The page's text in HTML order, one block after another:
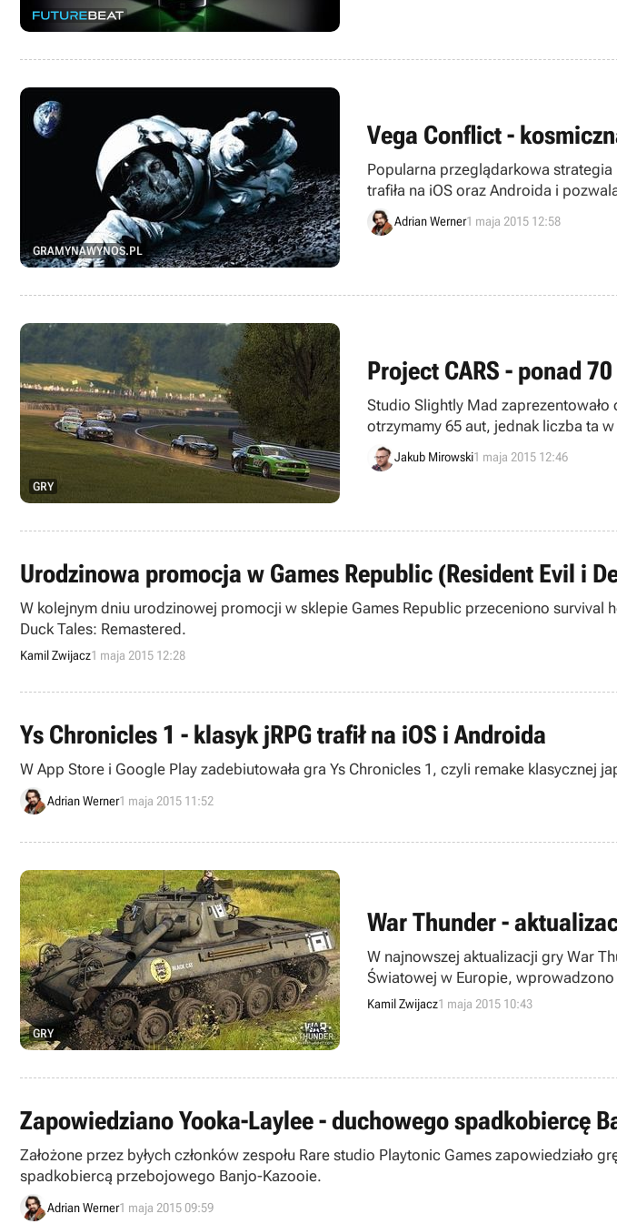
GRAMYNAWYNOS.PL
Vega Conflict -
Popularna przeglądarkowa
trafiła na iOS oraz Androida i
Adrian Werner1 maja 2015 12:58
GRY
Project CARS - ponad
Studio Slightly Mad
otrzymamy 65 aut, jednak liczba ta
Jakub Mirowski1 maja 2015 12:46
Urodzinowa promocja w Games Republic (Resident Evil i
W kolejnym dniu urodzinowej promocji w sklepie Games Republic przeceniono survival
Duck Tales: Remastered.
Kamil Zwijacz1 maja 2015 12:28
Ys Chronicles 1 - klasyk jRPG trafił na iOS i Androida
W App Store i Google Play zadebiutowała gra Ys Chronicles 1, czyli remake klasycznej
Adrian Werner1 maja 2015 11:52
GRY
War Thunder -
W najnowszej aktualizacji gry War
Światowej w Europie,
Kamil Zwijacz1 maja 2015 10:43
Zapowiedziano Yooka-Laylee - duchowego spadkobiercę
Założone przez byłych członków zespołu Rare studio Playtonic Games
spadkobiercą przebojowego Banjo-Kazooie.
Adrian Werner1 maja 2015 09:59